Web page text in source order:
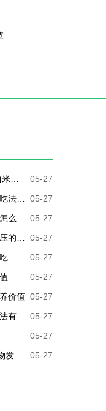
05-27
05-27
05-27
05-27
05-27
05-27
价值 05-27
05-27
05-27
05-27